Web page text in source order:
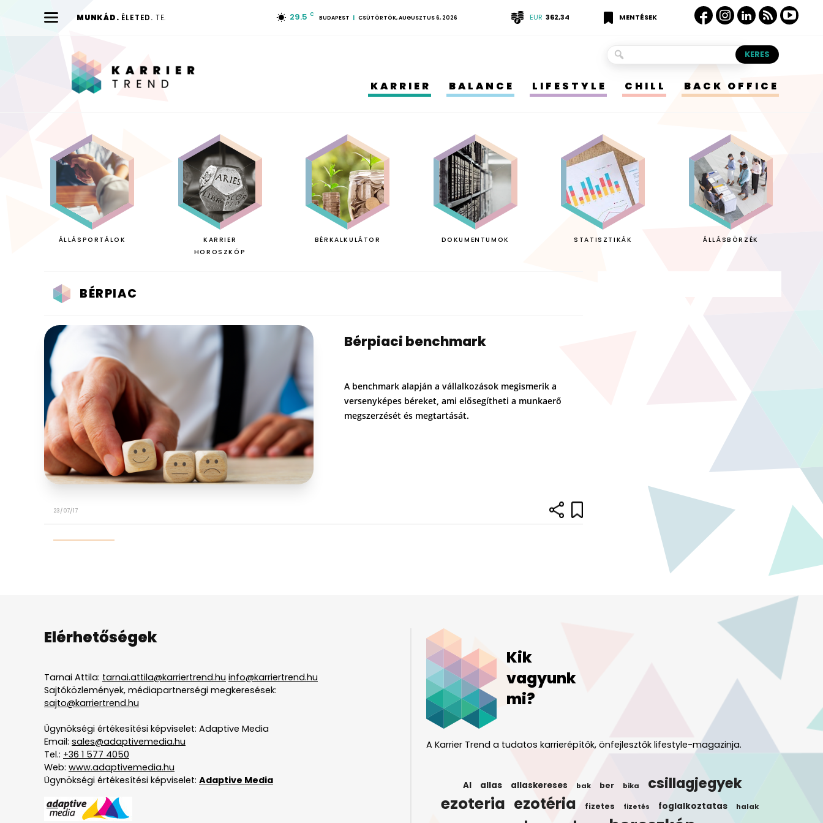
MUNKÁD. ÉLETED. TE. 29.5 C BUDAPEST CSÜTÖRTÖK, AUGUSZTUS 6, 2026 EUR 362,34 MENTÉSEK
KARRIER BALANCE LIFESTYLE CHILL BACK OFFICE
ÁLLÁSPORTÁLOK
KARRIER
HOROSZKÓP
BÉRKALKULÁTOR DOKUMENTUMOK STATISZTIKÁK ÁLLÁSBÖRZÉK
BÉRPIAC
Bérpiaci benchmark
A benchmark alapján a vállalkozások megismerik a
versenyképes béreket, ami elősegítheti a munkaerő
megszerzését és megtartását.
23/07/17
Elérhetőségek
Tarnai Attila: tarnai.attila@karriertrend.hu info@karriertrend.hu
Sajtóközlemények, médiapartnerségi megkeresések:
sajto@karriertrend.hu
Ügynökségi értékesítési képviselet: Adaptive Media
Email: sales@adaptivemedia.hu
Tel.: +36 1 577 4050
Web: www.adaptivemedia.hu
Ügynökségi értékesítési képviselet: Adaptive Media
Kik
vagyunk
mi?
A Karrier Trend a tudatos karrierépítők, önfejlesztők lifestyle-magazinja.
AI allas allaskereses bak ber bika csillagjegyek
ezoteria ezotéria fizetes fizetés foglalkoztatas halak